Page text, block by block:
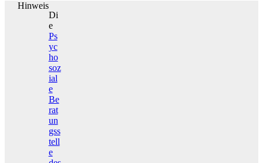
Hinweis
Di
e
Ps
yc
ho
soz
ial
e
Be
rat
un
gss
tell
e